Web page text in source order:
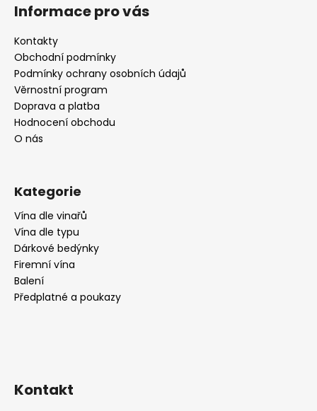
Informace pro vás
Kontakty
Obchodní podmínky
Podmínky ochrany osobních údajů
Věrnostní program
Doprava a platba
Hodnocení obchodu
O nás
Kategorie
Vína dle vinařů
Vína dle typu
Dárkové bedýnky
Firemní vína
Balení
Předplatné a poukazy
Kontakt